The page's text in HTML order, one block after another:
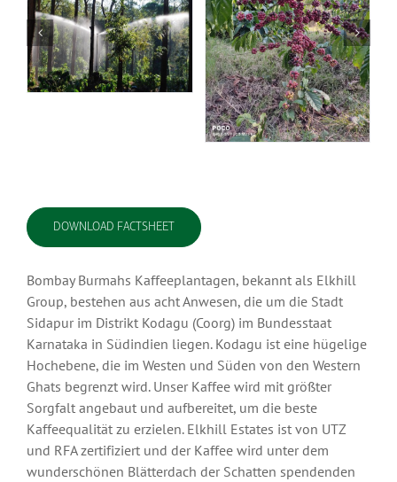
DOWNLOAD FACTSHEET
Bombay Burmahs Kaffeeplantagen, bekannt als Elkhill
Group, bestehen aus acht Anwesen, die um die Stadt
Sidapur im Distrikt Kodagu (Coorg) im Bundesstaat
Karnataka in Südindien liegen. Kodagu ist eine hügelige
Hochebene, die im Westen und Süden von den Western
Ghats begrenzt wird. Unser Kaffee wird mit größter
Sorgfalt angebaut und aufbereitet, um die beste
Kaffeequalität zu erzielen. Elkhill Estates ist von UTZ
und RFA zertifiziert und der Kaffee wird unter dem
wunderschönen Blätterdach der Schatten spendenden